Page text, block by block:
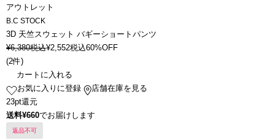
アウトレット
B.C STOCK
3D 天竺スウェット バギーショートパンツ
¥6,380税込¥2,552税込60%OFF
(2件)
カートに入れる
お気に入りに登録
店舗在庫を見る
23pt還元
送料¥660でお届けします
返品不可